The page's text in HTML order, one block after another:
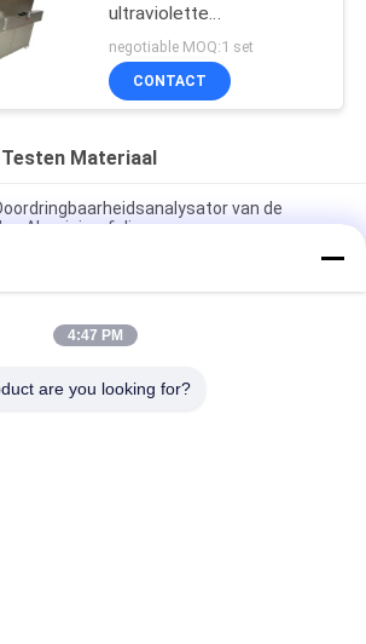
ultraviolette
Stralingssterilisatie voor
Gezichtsmaskers,
UVsterilisatormachine
negotiable MOQ:1 set
CONTACT
Materiaal
van de
Aluminiumfolie
van ASTM D642 van de de
het Bestand Meetapparaat
Typekarton doordringt
4:47 PM
are you looking for?